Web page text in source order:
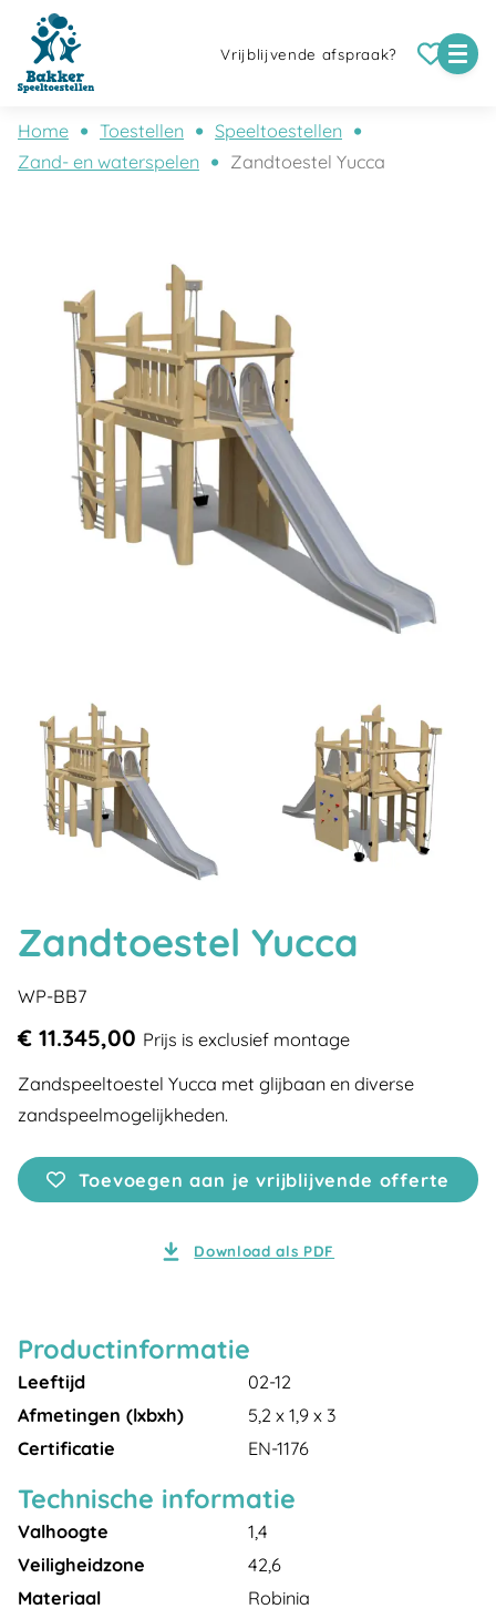
Vrijblijvende afspraak?
Home Toestellen
Speeltoestellen
Zand- en waterspelen
Zandtoestel Yucca
Zandtoestel Yucca
WP-BB7
€ 11.345,00 Prijs is exclusief montage
Zandspeeltoestel Yucca met glijbaan en diverse
zandspeelmogelijkheden.
Toevoegen aan je vrijblijvende offerte
Download als PDF
Productinformatie
Leeftijd
02-12
Afmetingen (lxbxh)
5,2 x 1,9 x 3
Certificatie
EN-1176
Technische informatie
Valhoogte
1,4
Veiligheidzone
42,6
Materiaal
Robinia